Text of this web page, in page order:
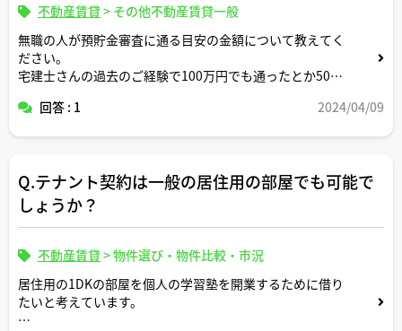
不動産賃貸 > その他不動産賃貸一般
無職の人が預貯金審査に通る目安の金額について教えてく
ださい。
宅建士さんの過去のご経験で100万円でも通ったとか500
いです。
回答 : 1 2024/04/09
Q.テナント契約は一般の居住用の部屋でも可能で
しょうか？
不動産賃貸 >物件選び・物件比較・市況
居住用の1DKの部屋を個人の学習塾を開業するために借り
たいと考えています。